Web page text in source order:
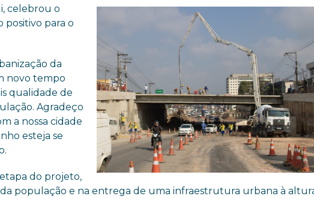
celebrou o
positivo para o
da
novo tempo
qualidade de
Agradeço
a nossa cidade
esteja se
do projeto,
população e na entrega de uma infraestrutura urbana à